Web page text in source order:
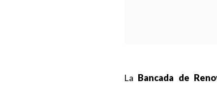
La Bancada de